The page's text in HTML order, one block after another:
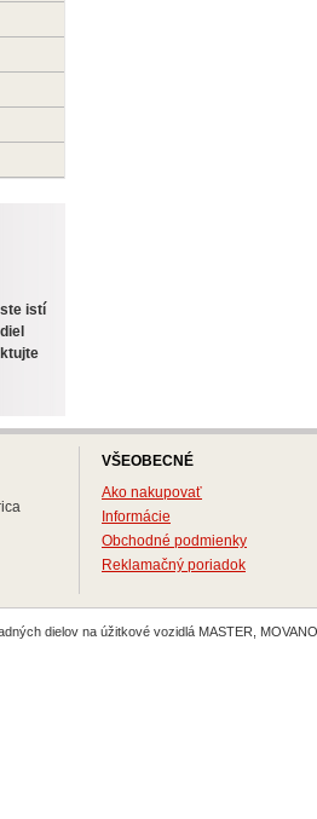
istí
VŠEOBECNÉ
Ako nakupovať
Informácie
Obchodné podmienky
Reklamačný poriadok
dielov na úžitkové vozidlá MASTER,